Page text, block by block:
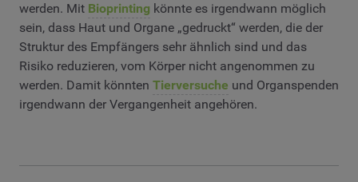
werden. Mit Bioprinting könnte es irgendwann möglich
sein, dass Haut und Organe „gedruckt“ werden, die der
Struktur des Empfängers sehr ähnlich sind und das
Risiko reduzieren, vom Körper nicht angenommen zu
werden. Damit könnten Tierversuche und Organspenden
irgendwann der Vergangenheit angehören.